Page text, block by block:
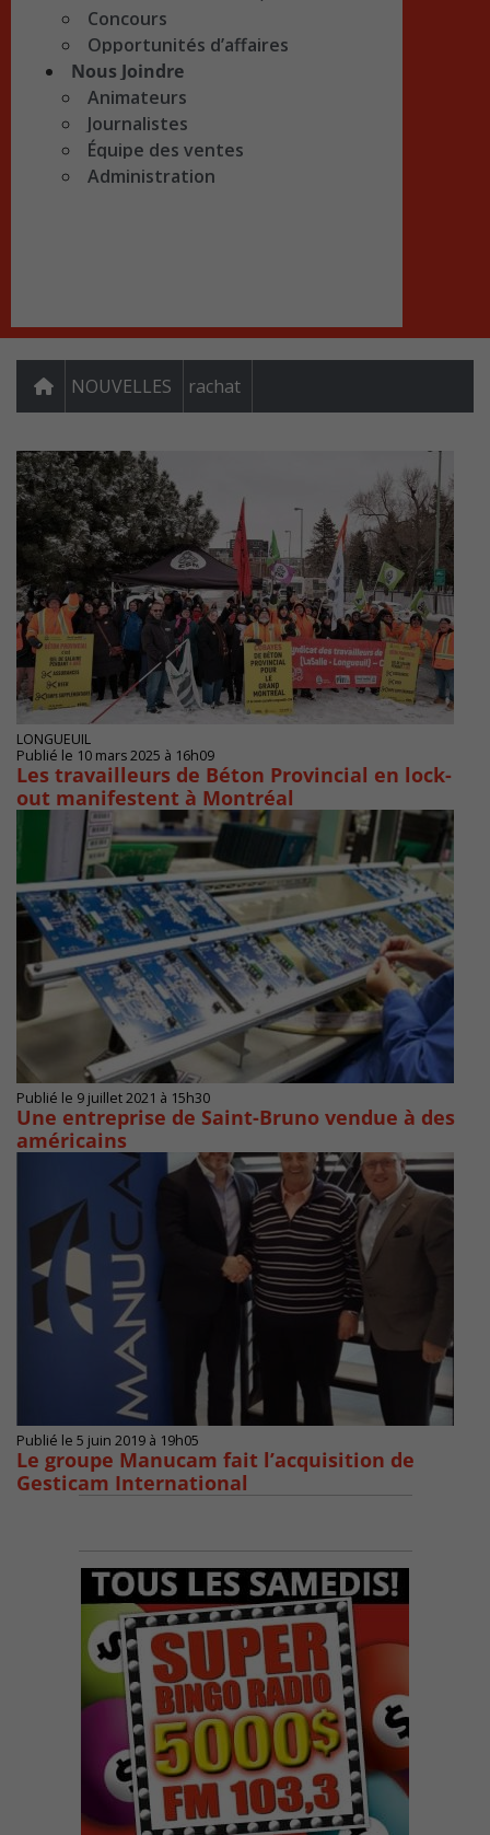
Concours
Opportunités d’affaires
Nous Joindre
Animateurs
Journalistes
Équipe des ventes
Administration
NOUVELLES rachat
LONGUEUIL
Publié le 10 mars 2025 à 16h09
Les travailleurs de Béton Provincial en lock-
out manifestent à Montréal
Publié le 9 juillet 2021 à 15h30
Une entreprise de Saint-Bruno vendue à des
américains
Publié le 5 juin 2019 à 19h05
Le groupe Manucam fait l’acquisition de
Gesticam International